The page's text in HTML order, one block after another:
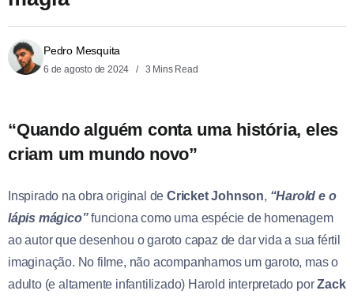
Pedro Mesquita
6 de agosto de 2024 3 Mins Read
“Quando alguém conta uma história, eles
criam um mundo novo”
Inspirado na obra original de Cricket Johnson, “Harold e o
lápis mágico”funciona como uma espécie de homenagem
ao autor que desenhou o garoto capaz de dar vida a sua fértil
imaginação. No filme, não acompanhamos um garoto, mas o
adulto (e altamente infantilizado) Harold interpretado porZack